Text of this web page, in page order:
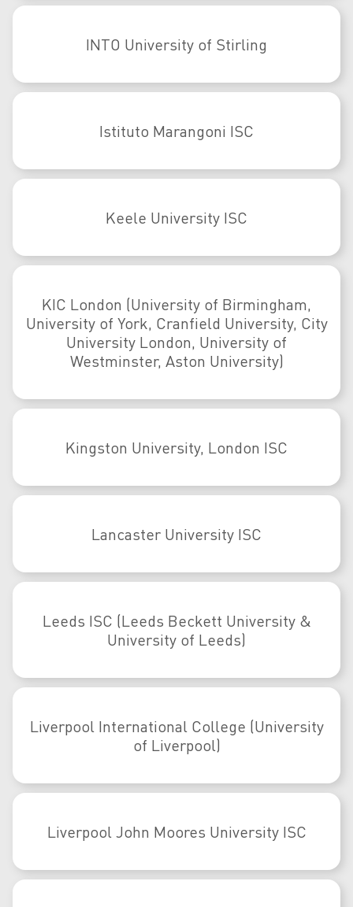
INTO University of Stirling
Istituto Marangoni ISC
Keele University ISC
KIC London (University of Birmingham,
University of York, Cranfield University, City
University London, University of
Westminster, Aston University)
Kingston University, London ISC
Lancaster University ISC
Leeds ISC (Leeds Beckett University &
University of Leeds)
Liverpool International College (University
of Liverpool)
Liverpool John Moores University ISC